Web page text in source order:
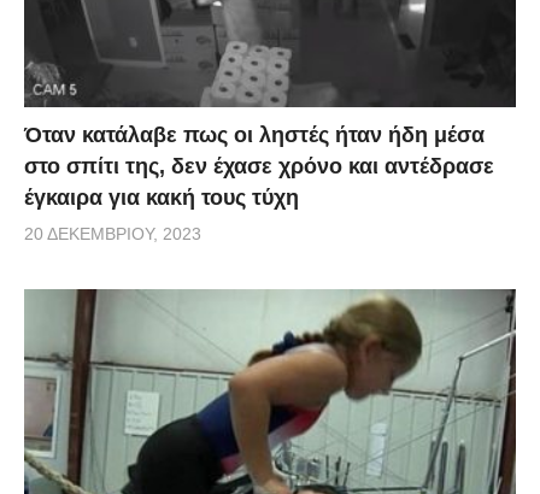
Όταν κατάλαβε πως οι ληστές ήταν ήδη μέσα
στο σπίτι της, δεν έχασε χρόνο και αντέδρασε
έγκαιρα για κακή τους τύχη
20 ΔΕΚΕΜΒΡΊΟΥ, 2023